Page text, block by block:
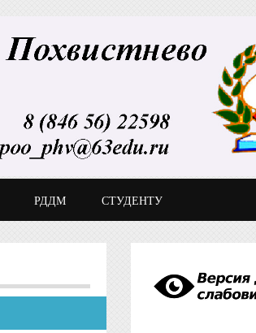
РДДМ СТУДЕНТУ